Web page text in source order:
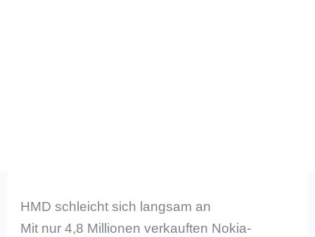
HMD schleicht sich langsam an
Mit nur 4,8 Millionen verkauften Nokia-